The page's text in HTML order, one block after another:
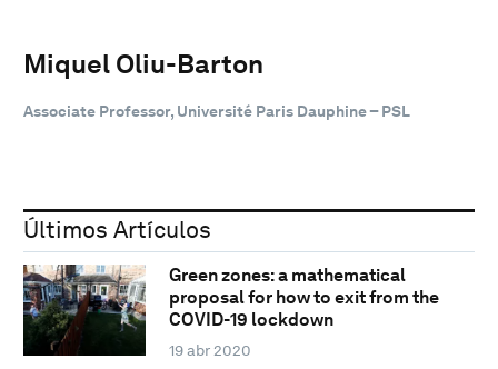
Miquel Oliu-Barton
Associate Professor, Université Paris Dauphine – PSL
Últimos Artículos
Green zones: a mathematical
proposal for how to exit from the
COVID-19 lockdown
19 abr 2020